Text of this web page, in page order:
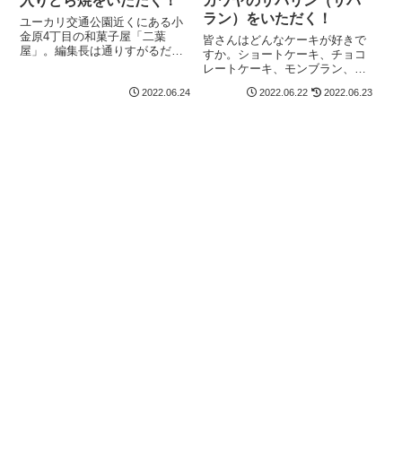
ユーカリ交通公園近くにある小
金原4丁目の和菓子屋「二葉
屋」。編集長は通りすがるだけ
あります。今日は草大福と「一
2022.06.24
ラン）をいただく！
皆さんはどんなケーキが好きで
すか。ショートケーキ、チョコ
レートケーキ、モンブラン、ミ
りますが、僕の大好物は「サバ
2022.06.22 2022.06.23